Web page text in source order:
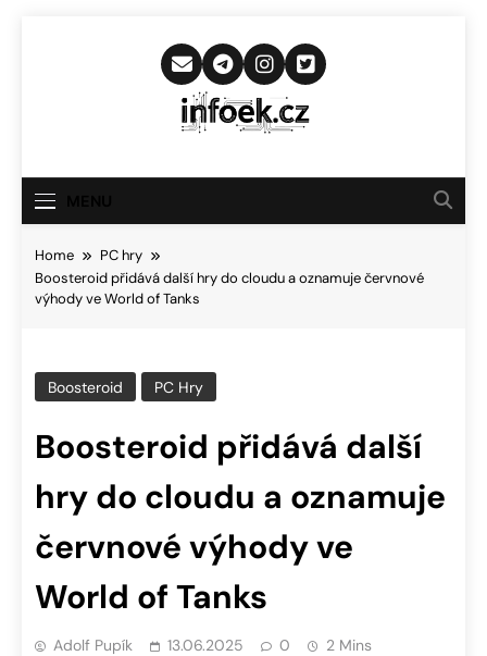
Infoek.cz
Novinkám
Home
PC hry
Boosteroid přidává další hry do cloudu a oznamuje červnové
výhody ve World of Tanks
Boosteroid PC Hry
Boosteroid přidává další
hry do cloudu a oznamuje
červnové výhody ve
World of Tanks
Adolf Pupík 13.06.2025 0 2 Mins